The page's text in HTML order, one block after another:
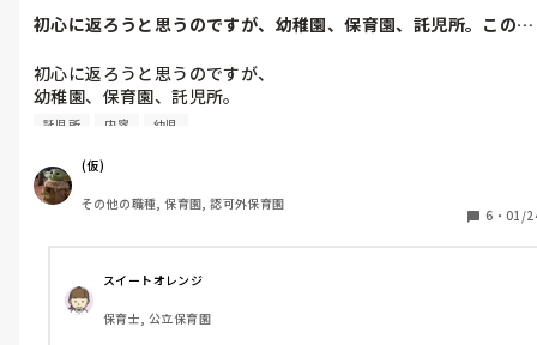
初心に返ろうと思うのですが、幼稚園、保育園、託児所。この3
初心に返ろうと思うのですが、
幼稚園、保育園、託児所。
保育といえど、それぞれの施設で
具体的に何をするのが目的なのでしょうか。
保育内容としてどのようなことが
各々卒園までにできればいいのでしょうか？
また、幼児教育と保育の違いとはなんでしょう。
託児所 内容 幼児
(仮)
その他の職種, 保育園, 認可外保育園
6 ・ 01/
スイートオレンジ
保育士, 公立保育園